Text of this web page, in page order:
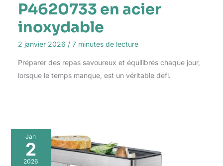
P4620733 en acier
inoxydable
2 janvier 2026 / 7 minutes de lecture
Préparer des repas savoureux et équilibrés chaque jour,
lorsque le temps manque, est un véritable défi.
Jan
2
2026